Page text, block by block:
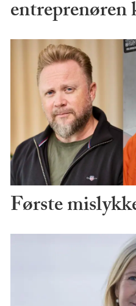
entreprenøren
Første